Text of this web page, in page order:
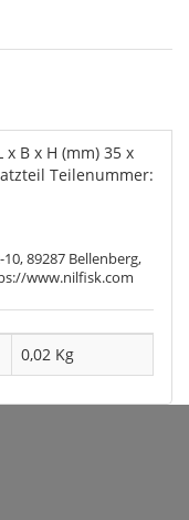
B x H (mm) 35 x
Teilenummer:
89287 Bellenberg,
www.nilfisk.com
0,02 Kg